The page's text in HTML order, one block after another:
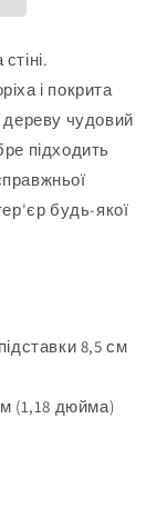
і покрита
дереву чудовий
підходить
будь-якої
8,5 см
(1,18 дюйма)